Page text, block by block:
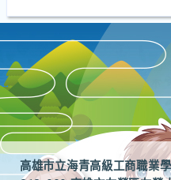
高雄市立海青高級工商職業